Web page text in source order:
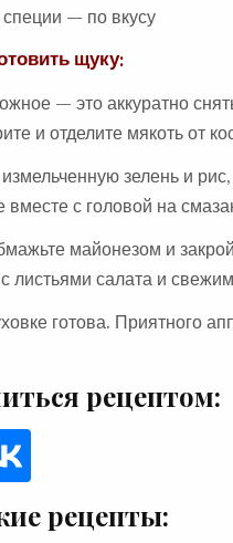
— по вкусу
щуку:
— это аккуратно
и отделите мякоть от
зелень и
вместе с головой на
майонезом и
листьями салата и
готова. Приятного
рецептом:
рецепты: